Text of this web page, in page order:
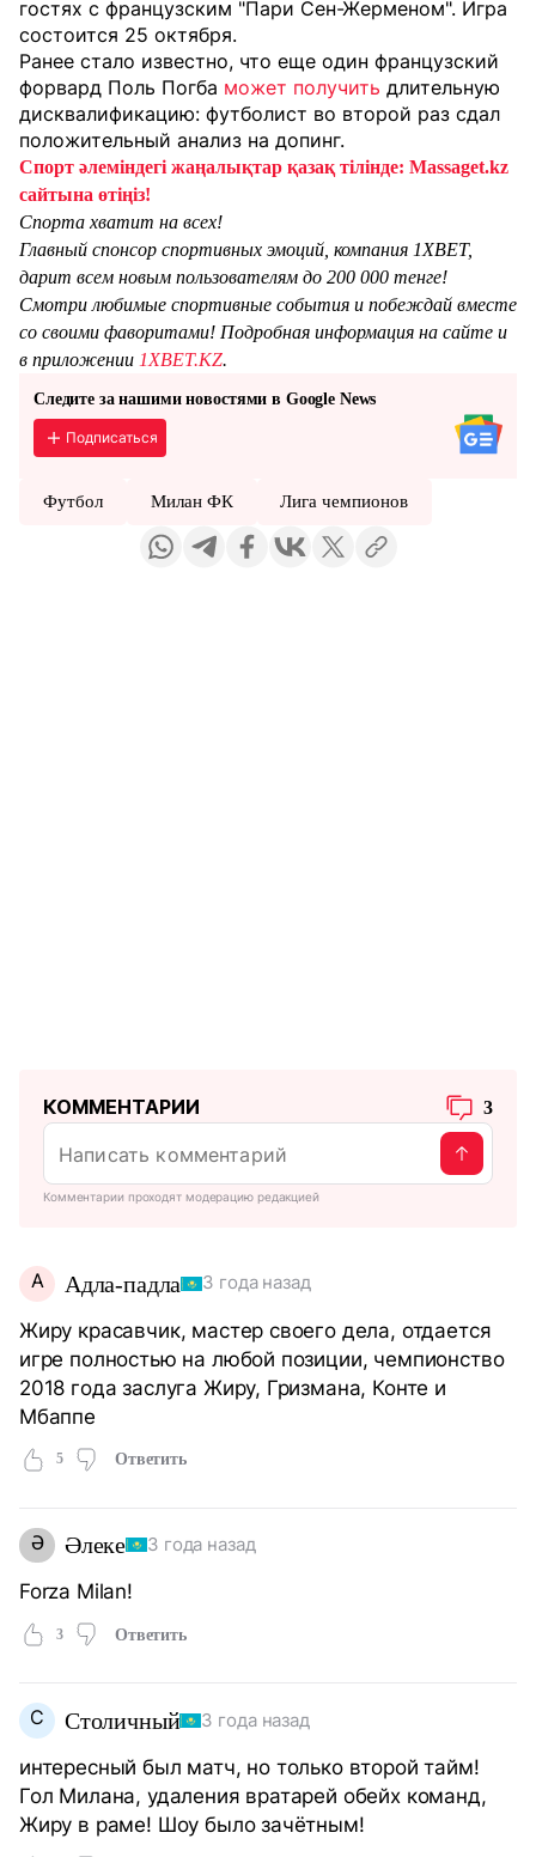
гостях с французским "Пари Сен-Жерменом". Игра
состоится 25 октября.
Ранее стало известно, что еще один французский
форвард Поль Погба может получить длительную
дисквалификацию: футболист во второй раз сдал
положительный анализ на допинг.
Спорт әлеміндегі жаңалықтар қазақ тілінде: Massaget.kz
сайтына өтіңіз!
Спорта хватит на всех!
Главный спонсор спортивных эмоций, компания 1XBET,
дарит всем новым пользователям до 200 000 тенге!
Смотри любимые спортивные события и побеждай вместе
со своими фаворитами! Подробная информация на сайте и
в приложении 1XBET.KZ.
Следите за нашими новостями в Google News
Подписаться
Футбол Милан ФК Лига чемпионов
КОММЕНТАРИИ 3
Комментарии проходят модерацию редакцией
А Адла-падла 3 года назад
Жиру красавчик, мастер своего дела, отдается
игре полностью на любой позиции, чемпионство
2018 года заслуга Жиру, Гризмана, Конте и
Мбаппе
5 Ответить
Ә Әлеке 3 года назад
Forza Milan!
3 Ответить
С Столичный 3 года назад
интересный был матч, но только второй тайм!
Гол Милана, удаления вратарей обейх команд,
Жиру в раме! Шоу было зачётным!